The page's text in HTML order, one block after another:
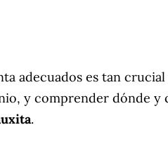
adecuados es tan
y comprender dónde y
.